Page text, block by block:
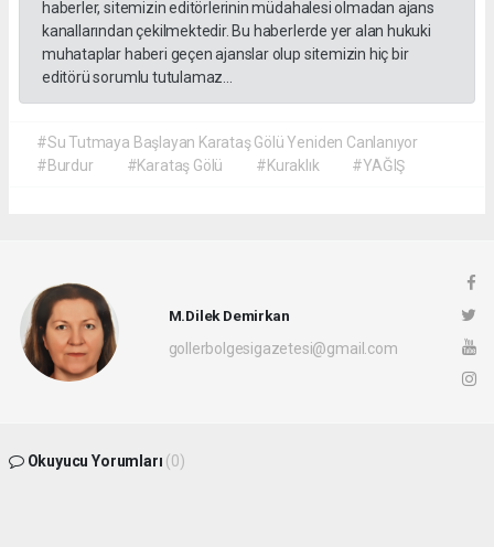
haberler, sitemizin editörlerinin müdahalesi olmadan ajans
kanallarından çekilmektedir. Bu haberlerde yer alan hukuki
muhataplar haberi geçen ajanslar olup sitemizin hiç bir
editörü sorumlu tutulamaz...
#Su Tutmaya Başlayan Karataş Gölü Yeniden Canlanıyor
#Burdur
#Karataş Gölü #Kuraklık #YAĞIŞ
M.Dilek Demirkan
gollerbolgesigazetesi@gmail.com
Okuyucu Yorumları (0)